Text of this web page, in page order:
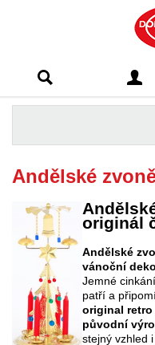
Andělské
originál
Andělské
vánoční
Jemné
patří a
original retro
původní
stejný vzhled i